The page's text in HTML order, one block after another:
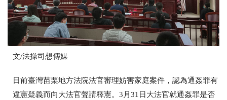
文/法操司想傳媒
日前臺灣苗栗地方法院法官審理妨害家庭案件，認為通姦罪有
違憲疑義而向大法官聲請釋憲。 3 月 31 日大法官就通姦罪是否